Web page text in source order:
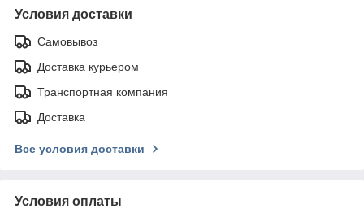
Условия доставки
Самовывоз
Доставка курьером
Транспортная компания
Доставка
Все условия доставки
Условия оплаты